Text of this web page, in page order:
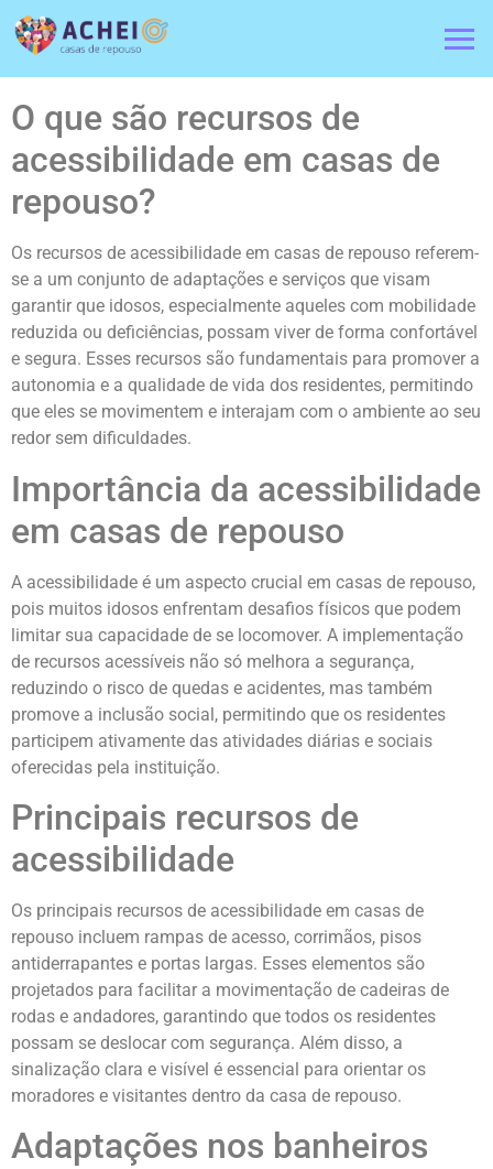
O que são recursos de
acessibilidade em casas de
repouso?
Os recursos de acessibilidade em casas de repouso referem-
se a um conjunto de adaptações e serviços que visam
garantir que idosos, especialmente aqueles com mobilidade
reduzida ou deficiências, possam viver de forma confortável
e segura. Esses recursos são fundamentais para promover a
autonomia e a qualidade de vida dos residentes, permitindo
que eles se movimentem e interajam com o ambiente ao seu
redor sem dificuldades.
Importância da acessibilidade
em casas de repouso
A acessibilidade é um aspecto crucial em casas de repouso,
pois muitos idosos enfrentam desafios físicos que podem
limitar sua capacidade de se locomover. A implementação
de recursos acessíveis não só melhora a segurança,
reduzindo o risco de quedas e acidentes, mas também
promove a inclusão social, permitindo que os residentes
participem ativamente das atividades diárias e sociais
oferecidas pela instituição.
Principais recursos de
acessibilidade
Os principais recursos de acessibilidade em casas de
repouso incluem rampas de acesso, corrimãos, pisos
antiderrapantes e portas largas. Esses elementos são
projetados para facilitar a movimentação de cadeiras de
rodas e andadores, garantindo que todos os residentes
possam se deslocar com segurança. Além disso, a
sinalização clara e visível é essencial para orientar os
moradores e visitantes dentro da casa de repouso.
Adaptações nos banheiros